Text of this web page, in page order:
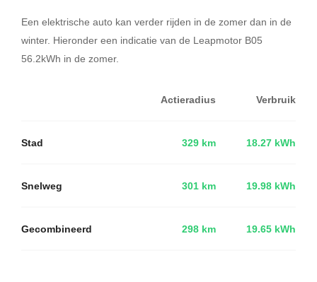
Een elektrische auto kan verder rijden in de zomer dan in de
winter. Hieronder een indicatie van de Leapmotor B05
56.2kWh in de zomer.
Actieradius Verbruik
Stad 329 km 18.27 kWh
Snelweg 301 km 19.98 kWh
Gecombineerd 298 km 19.65 kWh